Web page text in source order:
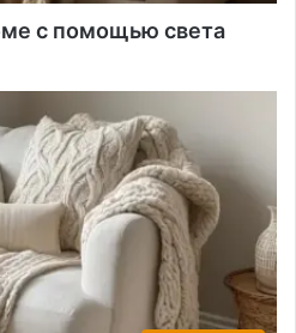
с помощью света